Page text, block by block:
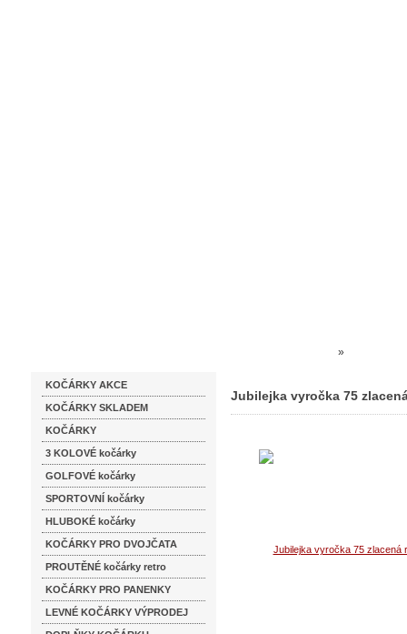
KOČÁRKY AKCE
KOČÁRKY SKLADEM
KOČÁRKY
3 KOLOVÉ kočárky
GOLFOVÉ kočárky
SPORTOVNÍ kočárky
HLUBOKÉ kočárky
KOČÁRKY PRO DVOJČATA
PROUTĚNÉ kočárky retro
KOČÁRKY PRO PANENKY
LEVNÉ KOČÁRKY VÝPRODEJ
»
Jubilejka vyročka 75
Jubilejka vyročka 75